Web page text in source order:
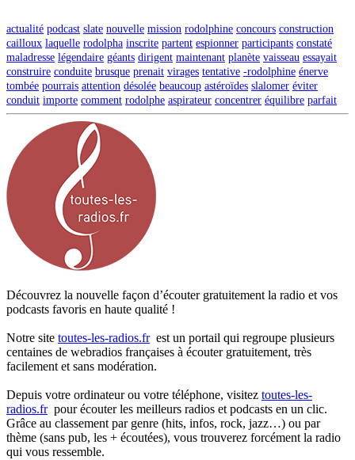
actualité podcast slate nouvelle mission rodolphine concours construction
cailloux laquelle rodolpha inscrite partent espionner participants constaté
maladresse légendaire géants dirigent maintenant planète vaisseau essayait
construire conduite brusque prenait virages tentative -rodolphine énerve
tombée pourrais attention désolée beaucoup astéroïdes slalomer éviter
conduit importe comment rodolphe aspirateur concentrer équilibre parfait
Découvrez la nouvelle façon d’écouter gratuitement la radio et vos
podcasts favoris en haute qualité !
Notre site toutes-les-radios.frest un portail qui regroupe plusieurs
centaines de webradios françaises à écouter gratuitement, très
facilement et sans modération.
Depuis votre ordinateur ou votre téléphone, visitez toutes-les-
radios.frpour écouter les meilleurs radios et podcasts en un clic.
Grâce au classement par genre (hits, infos, rock, jazz…) ou par
thème (sans pub, les + écoutées), vous trouverez forcément la radio
qui vous ressemble.